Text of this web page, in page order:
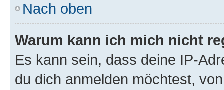
Nach oben
Warum kann ich mich nicht
Es kann sein, dass deine IP-
du dich anmelden möchtest,